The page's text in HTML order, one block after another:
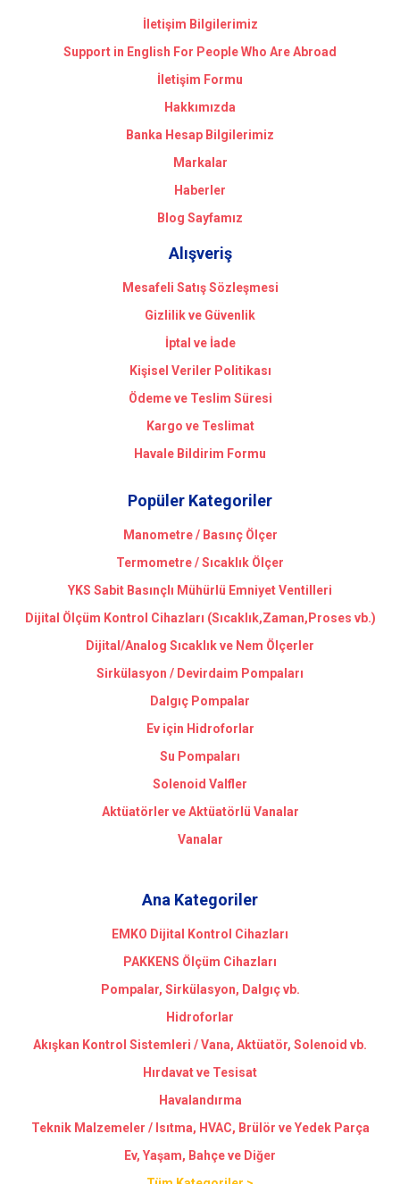
İletişim Bilgilerimiz
Support in English For People Who Are Abroad
İletişim Formu
Hakkımızda
Banka Hesap Bilgilerimiz
Markalar
Haberler
Blog Sayfamız
Alışveriş
Mesafeli Satış Sözleşmesi
Gizlilik ve Güvenlik
İptal ve İade
Kişisel Veriler Politikası
Ödeme ve Teslim Süresi
Kargo ve Teslimat
Havale Bildirim Formu
Popüler Kategoriler
Manometre / Basınç Ölçer
Termometre / Sıcaklık Ölçer
YKS Sabit Basınçlı Mühürlü Emniyet Ventilleri
Dijital Ölçüm Kontrol Cihazları (Sıcaklık,Zaman,Proses vb.)
Dijital/Analog Sıcaklık ve Nem Ölçerler
Sirkülasyon / Devirdaim Pompaları
Dalgıç Pompalar
Ev için Hidroforlar
Su Pompaları
Solenoid Valfler
Aktüatörler ve Aktüatörlü Vanalar
Vanalar
Ana Kategoriler
EMKO Dijital Kontrol Cihazları
PAKKENS Ölçüm Cihazları
Pompalar, Sirkülasyon, Dalgıç vb.
Hidroforlar
Akışkan Kontrol Sistemleri / Vana, Aktüatör, Solenoid vb.
Hırdavat ve Tesisat
Havalandırma
Teknik Malzemeler / Isıtma, HVAC, Brülör ve Yedek Parça
Ev, Yaşam, Bahçe ve Diğer